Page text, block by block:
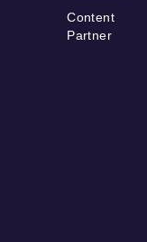
Content
Partner